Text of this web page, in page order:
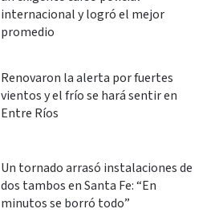
internacional y logró el mejor
promedio
Renovaron la alerta por fuertes
vientos y el frío se hará sentir en
Entre Ríos
Un tornado arrasó instalaciones de
dos tambos en Santa Fe: “En
minutos se borró todo”